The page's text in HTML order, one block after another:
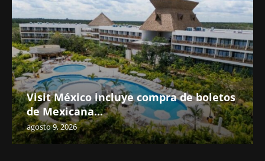
Visit México incluye compra de boletos
de Mexicana...
agosto 9, 2026